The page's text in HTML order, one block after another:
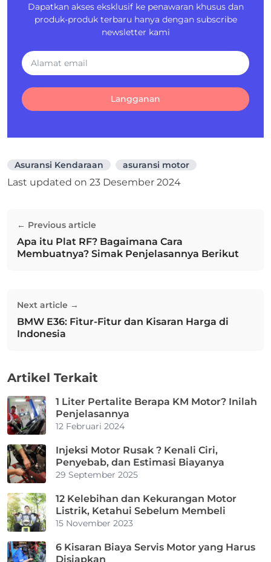
Dapatkan akses eksklusif ke penawaran khusus dan
produk-produk terbaru hanya dengan subscribe
newsletter kami
Langganan
Asuransi Kendaraan asuransi motor
Last updated on 23 Desember 2024
pos← Previous article
Previous post:
Apa itu Plat RF? Bagaimana Cara
Membuatnya? Simak Penjelasannya Berikut
Next article →
Next post:
BMW E36: Fitur-Fitur dan Kisaran Harga di
Indonesia
Artikel Terkait
1 Liter Pertalite Berapa KM Motor? Inilah
Penjelasannya
12 Februari 2024
Injeksi Motor Rusak ? Kenali Ciri,
Penyebab, dan Estimasi Biayanya
29 September 2025
12 Kelebihan dan Kekurangan Motor
Listrik, Ketahui Sebelum Membeli
15 November 2023
6 Kisaran Biaya Servis Motor yang Harus
Disiapkan